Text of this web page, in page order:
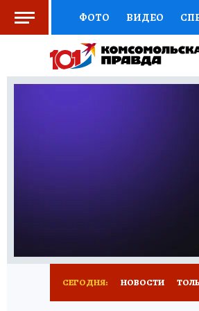
ФОТО ВИДЕО
СОЦПОДДЕРЖКА
ВЫБОР ЭКСПЕРТОВ
СЕГОДНЯ: НОВОСТИ